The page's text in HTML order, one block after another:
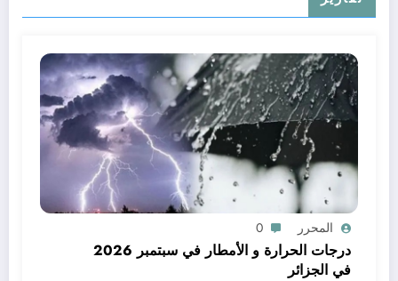
المحرر 0
درجات الحرارة و الأمطار في سبتمبر 2026
في الجزائر